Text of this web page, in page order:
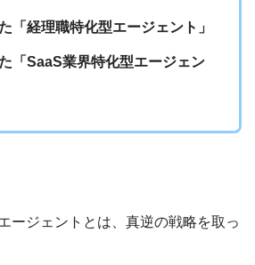
「経理職特化型エージェント」
「SaaS業界特化型エージェン
ージェントとは、真逆の戦略を取っ